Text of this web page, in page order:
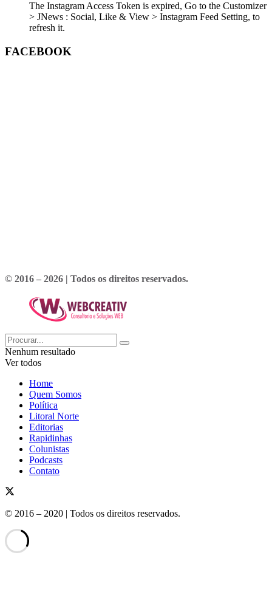
The Instagram Access Token is expired, Go to the Customizer
> JNews : Social, Like & View > Instagram Feed Setting, to
refresh it.
FACEBOOK
© 2016 – 2026 | Todos os direitos reservados.
Nenhum resultado
Ver todos
Home
Quem Somos
Política
Litoral Norte
Editorias
Rapidinhas
Colunistas
Podcasts
Contato
© 2016 – 2020 | Todos os direitos reservados.